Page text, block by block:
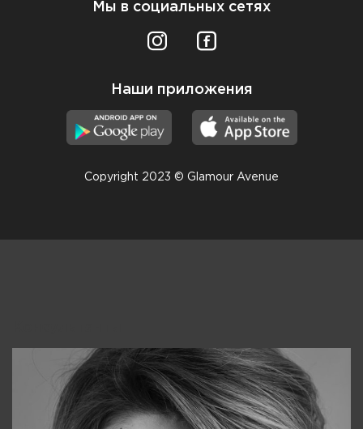
Мы в социальных сетях
Наши приложения
Copyright 2023 © Glamour Avenue